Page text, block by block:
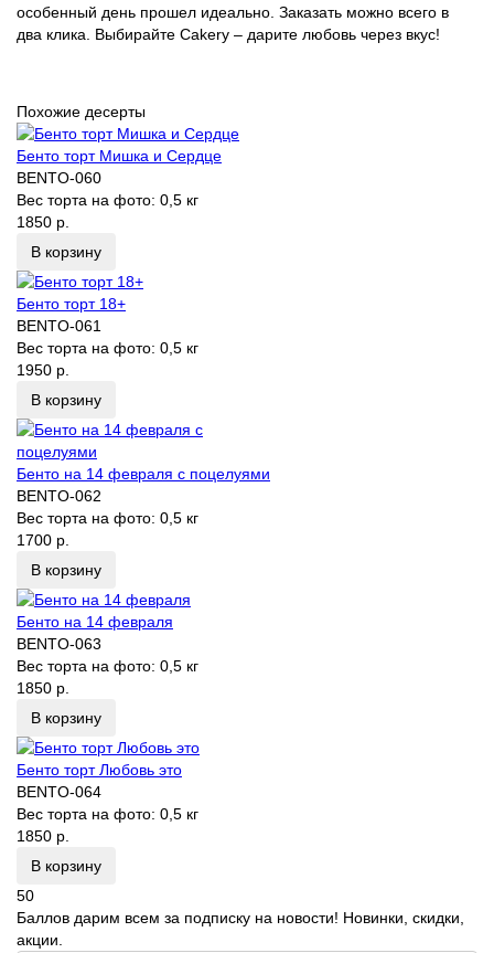
особенный день прошел идеально. Заказать можно всего в
два клика. Выбирайте Cakery – дарите любовь через вкус!
Похожие десерты
Бенто торт Мишка и Сердце
BENTO-060
Вес торта на фото: 0,5 кг
1850 р.
В корзину
Бенто торт 18+
BENTO-061
Вес торта на фото: 0,5 кг
1950 р.
В корзину
Бенто на 14 февраля с поцелуями
BENTO-062
Вес торта на фото: 0,5 кг
1700 р.
В корзину
Бенто на 14 февраля
BENTO-063
Вес торта на фото: 0,5 кг
1850 р.
В корзину
Бенто торт Любовь это
BENTO-064
Вес торта на фото: 0,5 кг
1850 р.
В корзину
50
Баллов дарим всем за подписку на новости! Новинки, скидки,
акции.